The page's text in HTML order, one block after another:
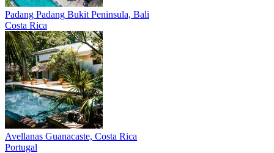
Padang Padang Bukit Peninsula, Bali
Costa Rica
Avellanas Guanacaste, Costa Rica
Portugal